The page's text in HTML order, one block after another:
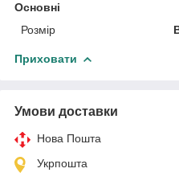
Основні
Розмір
Приховати
Умови доставки
Нова Пошта
Укрпошта